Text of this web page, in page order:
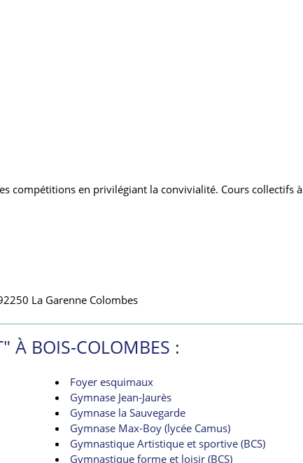
compétitions en privilégiant la convivialité. Cours collectifs à
La Garenne Colombes
À BOIS-COLOMBES :
Foyer esquimaux
Gymnase Jean-Jaurès
Gymnase la Sauvegarde
Gymnase Max-Boy (lycée Camus)
Gymnastique Artistique et sportive (BCS)
Gymnastique forme et loisir (BCS)